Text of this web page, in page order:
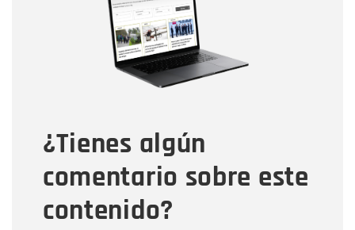
¿Tienes algún
comentario sobre este
contenido?
Correo electrónico
Tipo de comentario
Mensaje